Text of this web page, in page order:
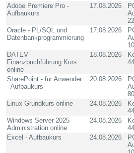
Adobe Premiere Pro -
Aufbaukurs
17.08.2026
Oracle - PL/SQL und
Datenbankprogrammierung
17.08.2026
DATEV
Finanzbuchführung Kurs
online
18.08.2026
SharePoint - für Anwender
- Aufbaukurs
20.08.2026
Linux Grundkurs online
24.08.2026
Windows Server 2025
Administration online
24.08.2026
Excel - Aufbaukurs
24.08.2026